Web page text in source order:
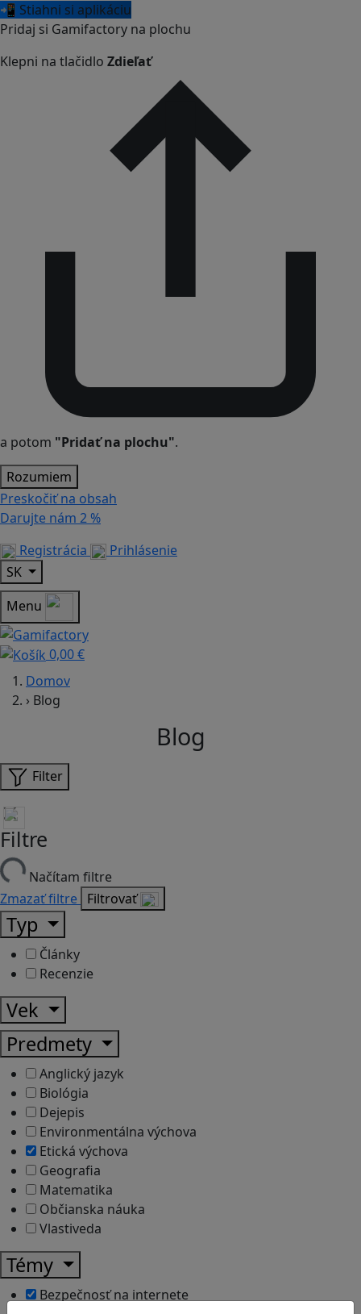
📲 Stiahni si aplikáciu
Pridaj si Gamifactory na plochu
Klepni na tlačidlo Zdieľať
a potom "Pridať na plochu".
Rozumiem
Preskočiť na obsah
Darujte nám 2 %
Registrácia
Prihlásenie
SK
Menu
0,00 €
Domov
› Blog
Blog
Filter
Filtre
Načítam filtre
Zmazať filtre Filtrovať
Typ
Články
Recenzie
Vek
Predmety
Anglický jazyk
Biológia
Dejepis
Environmentálna výchova
Etická výchova
Geografia
Matematika
Občianska náuka
Vlastiveda
Témy
Bezpečnosť na internete